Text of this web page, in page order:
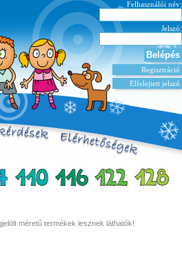
Felhasználói név:
Jelszó:
Regisztráció
Elfelejtett jelszó
méretű termékek lesznek láthatók!